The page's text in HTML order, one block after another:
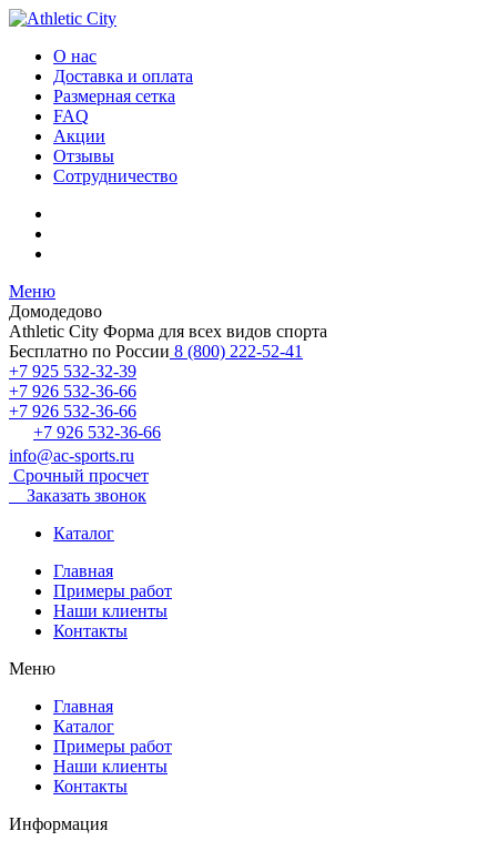
О нас
Доставка и оплата
Размерная сетка
FAQ
Акции
Отзывы
Сотрудничество
Меню
Домодедово
Athletic City Форма для всех видов спорта
Бесплатно по России 8 (800) 222-52-41
+7 925 532-32-39
+7 926 532-36-66
+7 926 532-36-66
+7 926 532-36-66
info@ac-sports.ru
Срочный просчет
Заказать звонок
Каталог
Главная
Примеры работ
Наши клиенты
Контакты
Меню
Главная
Каталог
Примеры работ
Наши клиенты
Контакты
Информация